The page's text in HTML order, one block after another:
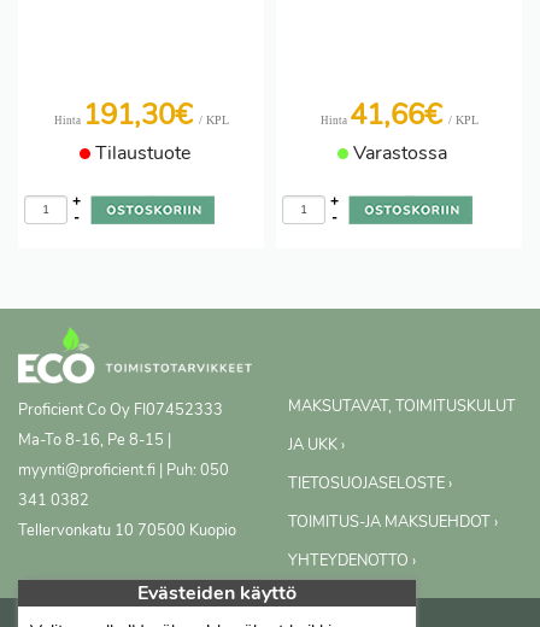
Hinta 191,30€ / KPL
Tilaustuote
-
+
Hinta 41,66€ / KPL
Varastossa
-
+
Proficient Co Oy FI07452333
Ma-To 8-16, Pe 8-15 |
myynti@proficient.fi | Puh: 050
341 0382
Tellervonkatu 10 70500 Kuopio
MAKSUTAVAT, TOIMITUSKULUT
JA UKK ›
TIETOSUOJASELOSTE ›
TOIMITUS-JA MAKSUEHDOT ›
YHTEYDENOTTO ›
Evästeiden käyttö